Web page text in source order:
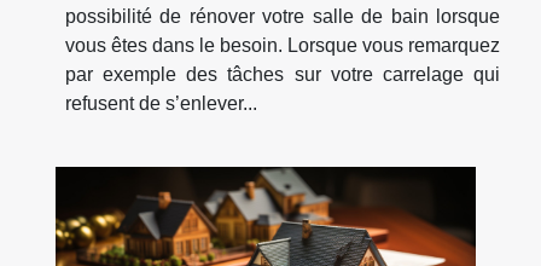
possibilité de rénover votre salle de bain lorsque
vous êtes dans le besoin. Lorsque vous remarquez
par exemple des tâches sur votre carrelage qui
refusent de s’enlever...